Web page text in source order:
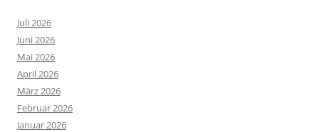
Juli 2026
Juni 2026
Mai 2026
April 2026
März 2026
Februar 2026
Januar 2026